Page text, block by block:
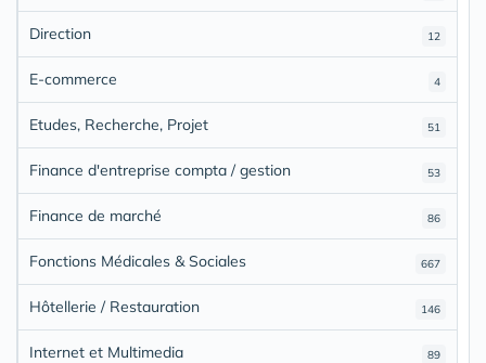
12
Direction
4
E-commerce
51
Etudes, Recherche, Projet
53
Finance d'entreprise compta / gestion
86
Finance de marché
667
Fonctions Médicales & Sociales
146
Hôtellerie / Restauration
89
Internet et Multimedia